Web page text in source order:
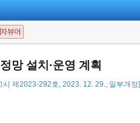
뷰어
망 설치·운영 계획
시 제2023-292호, 2023. 12. 29., 일부개정]